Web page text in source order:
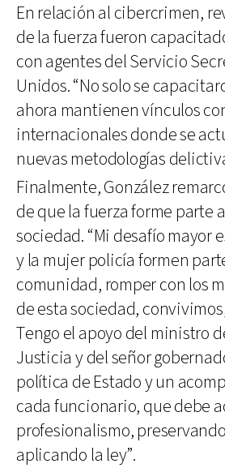
En relación al cibercrimen,
de la fuerza fueron
con agentes del Servicio
Unidos. “No solo se
ahora mantienen vínculos
internacionales donde se
nuevas metodologías
Finalmente, González
de que la fuerza forme parte
sociedad. “Mi desafío mayor
y la mujer policía formen
comunidad, romper con los
de esta sociedad,
Tengo el apoyo del ministro
Justicia y del señor
política de Estado y un
cada funcionario, que debe
profesionalismo,
aplicando la ley”.